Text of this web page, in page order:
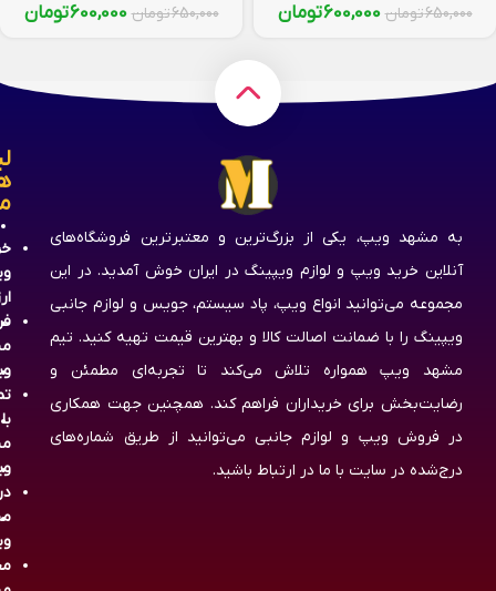
650,000تومان 600,000تومان 650,000تومان 600,000تومان
به مشهد ویپ، یکی از بزرگ‌ترین و معتبرترین فروشگاه‌های
آنلاین خرید ویپ و لوازم ویپینگ در ایران خوش آمدید. در این
مجموعه می‌توانید انواع ویپ، پاد سیستم، جویس و لوازم جانبی
ویپینگ را با ضمانت اصالت کالا و بهترین قیمت تهیه کنید. تیم
مشهد ویپ همواره تلاش می‌کند تا تجربه‌ای مطمئن و
رضایت‌بخش برای خریداران فراهم کند. همچنین جهت همکاری
در فروش ویپ و لوازم جانبی می‌توانید از طریق شماره‌های
درج‌شده در سایت با ما در ارتباط باشید.
با